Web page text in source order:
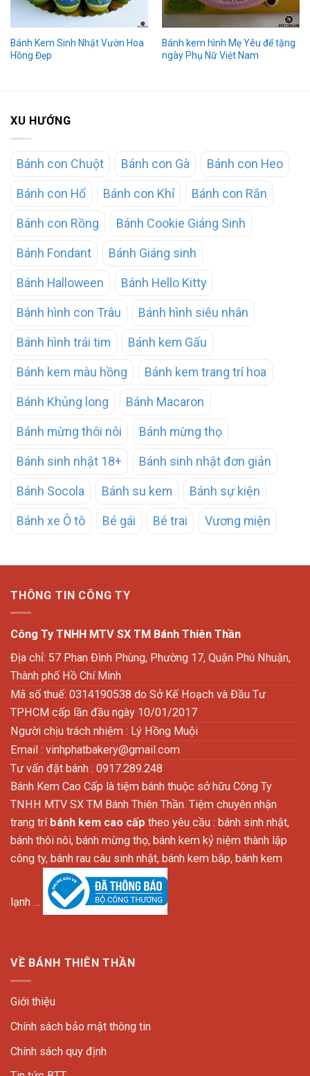
Bánh Kem Sinh Nhật Vườn Hoa
Hồng Đẹp
Bánh kem hình Mẹ Yêu để tặng
ngày Phụ Nữ Việt Nam
XU HƯỚNG
Bánh con Chuột Bánh con Gà Bánh con Heo
Bánh con Hổ Bánh con Khỉ Bánh con Rắn
Bánh con Rồng Bánh Cookie Giáng Sinh
Bánh Fondant Bánh Giáng sinh
Bánh Halloween Bánh Hello Kitty
Bánh hình con Trâu Bánh hình siêu nhân
Bánh hình trái tim Bánh kem Gấu
Bánh kem màu hồng Bánh kem trang trí hoa
Bánh Khủng long Bánh Macaron
Bánh mừng thôi nôi Bánh mừng thọ
Bánh sinh nhật 18+ Bánh sinh nhật đơn giản
Bánh Socola Bánh su kem Bánh sự kiện
Bánh xe Ô tô Bé gái Bé trai Vương miện
THÔNG TIN CÔNG TY
Công Ty TNHH MTV SX TM Bánh Thiên Thần
Địa chỉ: 57 Phan Đình Phùng, Phường 17, Quận Phú Nhuận,
Thành phố Hồ Chí Minh
Mã số thuế: 0314190538 do Sở Kế Hoạch và Đầu Tư
TPHCM cấp lần đầu ngày 10/01/2017
Người chịu trách nhiệm : Lý Hồng Muội
Email : vinhphatbakery@gmail.com
Tư vấn đặt bánh : 0917.289.248
Bánh Kem Cao Cấp là tiệm bánh thuộc sở hữu Công Ty
TNHH MTV SX TM Bánh Thiên Thần. Tiệm chuyên nhận
trang trí bánh kem cao cấp theo yêu cầu : bánh sinh nhật,
bánh thôi nôi, bánh mừng thọ, bánh kem kỷ niệm thành lập
công ty, bánh rau câu sinh nhật, bánh kem bắp, bánh kem
lạnh …
VỀ BÁNH THIÊN THẦN
Giới thiệu
Chính sách bảo mật thông tin
Chính sách quy định